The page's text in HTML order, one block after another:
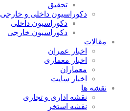
تحقیق
دکوراسیون داخلی و خارجی
دکوراسیون داخلی
دکوراسیون خارجی
مقالات
اخبار عمران
اخبار معماری
معماران
اخبار سایت
نقشه ها
نقشه اداری و تجاری
نقشه استخر